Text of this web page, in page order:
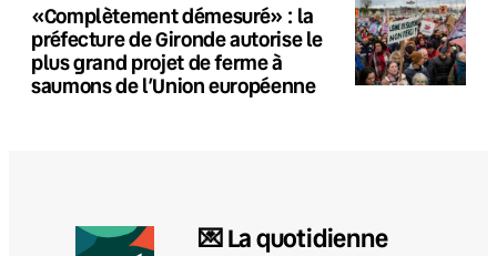
«Complètement démesuré» : la
préfecture de Gironde autorise le
plus grand projet de ferme à
saumons de l’Union européenne
💌 La quotidienne